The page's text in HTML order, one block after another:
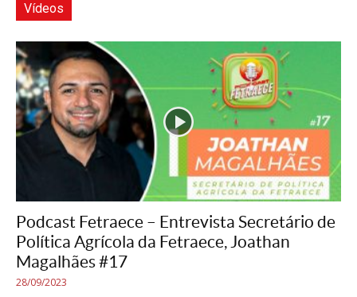
Vídeos
Podcast Fetraece – Entrevista Secretário de
Política Agrícola da Fetraece, Joathan
Magalhães #17
28/09/2023